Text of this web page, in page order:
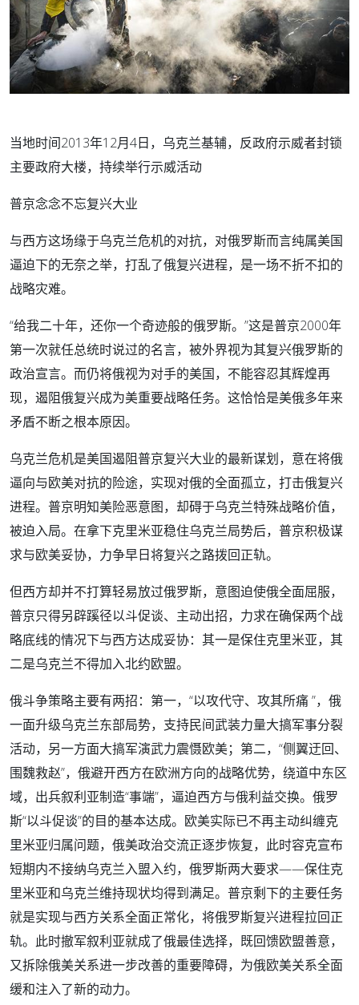
当地时间2013年12月4日，乌克兰基辅，反政府示威者封锁
主要政府大楼，持续举行示威活动
普京念念不忘复兴大业
与西方这场缘于乌克兰危机的对抗，对俄罗斯而言纯属美国
逼迫下的无奈之举，打乱了俄复兴进程，是一场不折不扣的
战略灾难。
“给我二十年，还你一个奇迹般的俄罗斯。”这是普京2000年
第一次就任总统时说过的名言，被外界视为其复兴俄罗斯的
政治宣言。而仍将俄视为对手的美国，不能容忍其辉煌再
现，遏阻俄复兴成为美重要战略任务。这恰恰是美俄多年来
矛盾不断之根本原因。
乌克兰危机是美国遏阻普京复兴大业的最新谋划，意在将俄
逼向与欧美对抗的险途，实现对俄的全面孤立，打击俄复兴
进程。普京明知美险恶意图，却碍于乌克兰特殊战略价值，
被迫入局。在拿下克里米亚稳住乌克兰局势后，普京积极谋
求与欧美妥协，力争早日将复兴之路拨回正轨。
但西方却并不打算轻易放过俄罗斯，意图迫使俄全面屈服，
普京只得另辟蹊径以斗促谈、主动出招，力求在确保两个战
略底线的情况下与西方达成妥协：其一是保住克里米亚，其
二是乌克兰不得加入北约欧盟。
俄斗争策略主要有两招：第一，“以攻代守、攻其所痛 ”，俄
一面升级乌克兰东部局势，支持民间武装力量大搞军事分裂
活动，另一方面大搞军演武力震慑欧美；第二，“侧翼迂回、
围魏救赵”，俄避开西方在欧洲方向的战略优势，绕道中东区
域，出兵叙利亚制造“事端”，逼迫西方与俄利益交换。俄罗
斯“以斗促谈”的目的基本达成。欧美实际已不再主动纠缠克
里米亚归属问题，俄美政治交流正逐步恢复，此时容克宣布
短期内不接纳乌克兰入盟入约，俄罗斯两大要求——保住克
里米亚和乌克兰维持现状均得到满足。普京剩下的主要任务
就是实现与西方关系全面正常化，将俄罗斯复兴进程拉回正
轨。此时撤军叙利亚就成了俄最佳选择，既回馈欧盟善意，
又拆除俄美关系进一步改善的重要障碍，为俄欧美关系全面
缓和注入了新的动力。